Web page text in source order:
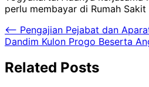
perlu membayar di Rumah
Navigasi
pos
⟵ Pengajian Pejabat dan
Dandim Kulon Progo Beserta
Related Posts